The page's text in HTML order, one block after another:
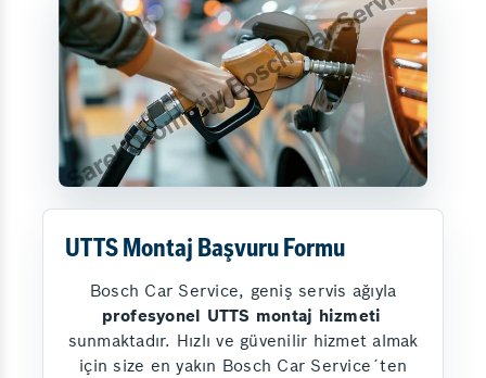
UTTS Montaj Başvuru Formu
Bosch Car Service, geniş servis ağıyla
profesyonel UTTS montaj hizmeti
sunmaktadır. Hızlı ve güvenilir hizmet almak
için size en yakın Bosch Car Service´ten